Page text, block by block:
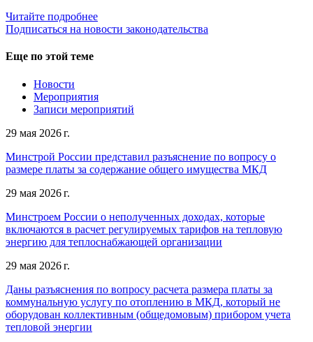
Читайте подробнее
Подписаться на новости законодательства
Еще по этой теме
Новости
Мероприятия
Записи мероприятий
29 мая 2026 г.
Минстрой России представил разъяснение по вопросу о
размере платы за содержание общего имущества МКД
29 мая 2026 г.
Минстроем России о неполученных доходах, которые
включаются в расчет регулируемых тарифов на тепловую
энергию для теплоснабжающей организации
29 мая 2026 г.
Даны разъяснения по вопросу расчета размера платы за
коммунальную услугу по отоплению в МКД, который не
оборудован коллективным (общедомовым) прибором учета
тепловой энергии